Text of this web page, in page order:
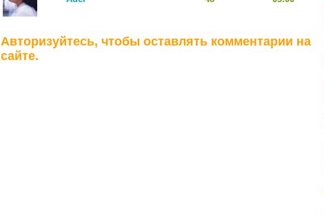
Авторизуйтесь, чтобы оставлять комментарии на
сайте.